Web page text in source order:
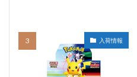
入荷情報